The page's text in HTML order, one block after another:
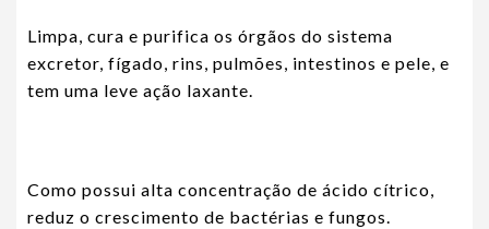
Limpa, cura e purifica os órgãos do sistema
excretor, fígado, rins, pulmões, intestinos e pele, e
tem uma leve ação laxante.
Como possui alta concentração de ácido cítrico,
reduz o crescimento de bactérias e fungos.